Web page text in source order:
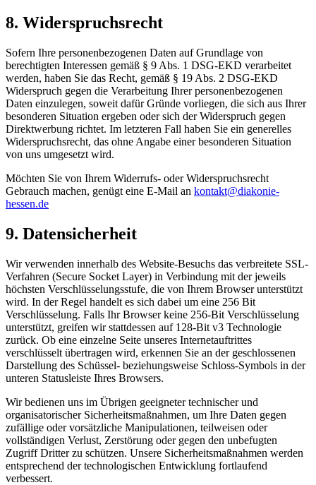
8. Widerspruchsrecht
Sofern Ihre personenbezogenen Daten auf Grundlage von
berechtigten Interessen gemäß § 9 Abs. 1 DSG-EKD verarbeitet
werden, haben Sie das Recht, gemäß § 19 Abs. 2 DSG-EKD
Widerspruch gegen die Verarbeitung Ihrer personenbezogenen
Daten einzulegen, soweit dafür Gründe vorliegen, die sich aus Ihrer
besonderen Situation ergeben oder sich der Widerspruch gegen
Direktwerbung richtet. Im letzteren Fall haben Sie ein generelles
Widerspruchsrecht, das ohne Angabe einer besonderen Situation
von uns umgesetzt wird.
Möchten Sie von Ihrem Widerrufs- oder Widerspruchsrecht
Gebrauch machen, genügt eine E-Mail an kontakt@diakonie-
hessen.de
9. Datensicherheit
Wir verwenden innerhalb des Website-Besuchs das verbreitete SSL-
Verfahren (Secure Socket Layer) in Verbindung mit der jeweils
höchsten Verschlüsselungsstufe, die von Ihrem Browser unterstützt
wird. In der Regel handelt es sich dabei um eine 256 Bit
Verschlüsselung. Falls Ihr Browser keine 256-Bit Verschlüsselung
unterstützt, greifen wir stattdessen auf 128-Bit v3 Technologie
zurück. Ob eine einzelne Seite unseres Internetauftrittes
verschlüsselt übertragen wird, erkennen Sie an der geschlossenen
Darstellung des Schüssel- beziehungsweise Schloss-Symbols in der
unteren Statusleiste Ihres Browsers.
Wir bedienen uns im Übrigen geeigneter technischer und
organisatorischer Sicherheitsmaßnahmen, um Ihre Daten gegen
zufällige oder vorsätzliche Manipulationen, teilweisen oder
vollständigen Verlust, Zerstörung oder gegen den unbefugten
Zugriff Dritter zu schützen. Unsere Sicherheitsmaßnahmen werden
entsprechend der technologischen Entwicklung fortlaufend
verbessert.